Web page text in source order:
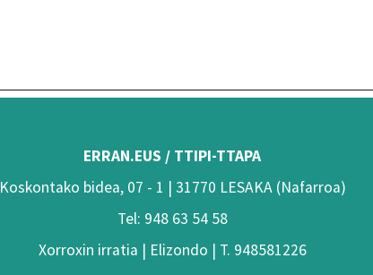
ERRAN.EUS / TTIPI-TTAPA
Koskontako bidea, 07 - 1 | 31770 LESAKA (Nafarroa)
Tel: 948 63 54 58
Xorroxin irratia | Elizondo | T. 948581226